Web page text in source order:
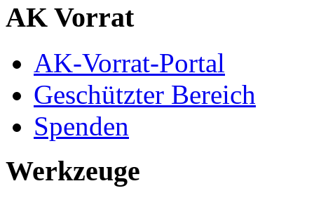
AK Vorrat
AK-Vorrat-Portal
Geschützter Bereich
Spenden
Werkzeuge